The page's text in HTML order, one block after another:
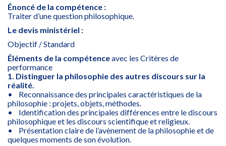
Énoncé de la compétence :
Traiter d’une question philosophique.
Le devis ministériel :
Objectif / Standard
Éléments de la compétenceavec les Critères de
performance
1. Distinguer la philosophie des autres discours sur la
réalité.
• Reconnaissance des principales caractéristiques de la
philosophie : projets, objets, méthodes.
• Identification des principales différences entre le discours
philosophique et les discours scientifique et religieux.
• Présentation claire de l’avènement de la philosophie et de
quelques moments de son évolution.